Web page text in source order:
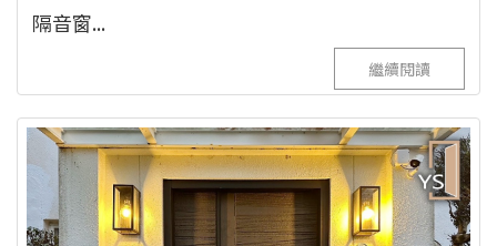
隔音窗...
繼續閱讀